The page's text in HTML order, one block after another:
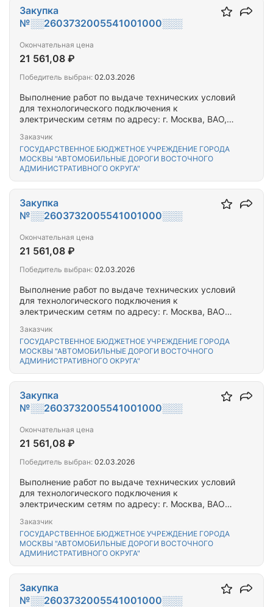
Выполнение работ по выдаче технических условий
для технологического подключения к
электрическим сетям по адресу: г. Москва, ВАО,
к.1, д.26 к.2, д.26 к.3, д.28, д. 24к.1, 24 к.2, 24 к.3
д.22 к.1 д.22 к.2, д.22 к.3, д.20 к.1, 20 к.2, 20 к.3, 20
к.4, д.20 к.6, д.20 к.5
Заказчик
ГОСУДАРСТВЕННОЕ БЮДЖЕТНОЕ УЧРЕЖДЕНИЕ ГОРОДА
МОСКВЫ "АВТОМОБИЛЬНЫЕ ДОРОГИ ВОСТОЧНОГО
АДМИНИСТРАТИВНОГО ОКРУГА"
Закупка
№░░2603732005541001000░░░
Окончательная цена
21 561,08 ₽
Победитель выбран: 02.03.2026
Выполнение работ по выдаче технических условий
для технологического подключения к
электрическим сетям по адресу: г. Москва, ВАО
Заказчик
ГОСУДАРСТВЕННОЕ БЮДЖЕТНОЕ УЧРЕЖДЕНИЕ ГОРОДА
МОСКВЫ "АВТОМОБИЛЬНЫЕ ДОРОГИ ВОСТОЧНОГО
АДМИНИСТРАТИВНОГО ОКРУГА"
Закупка
№░░2603732005541001000░░░
Окончательная цена
21 561,08 ₽
Победитель выбран: 02.03.2026
Выполнение работ по выдаче технических условий
для технологического подключения к
электрическим сетям по адресу: г. Москва, ВАО
Заказчик
ГОСУДАРСТВЕННОЕ БЮДЖЕТНОЕ УЧРЕЖДЕНИЕ ГОРОДА
МОСКВЫ "АВТОМОБИЛЬНЫЕ ДОРОГИ ВОСТОЧНОГО
АДМИНИСТРАТИВНОГО ОКРУГА"
Закупка
№░░2603732005541001000░░░
Окончательная цена
21 561,08 ₽
Победитель выбран: 02.03.2026
Закупка
№░░2603732005541001000░░░